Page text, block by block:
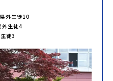
外生徒10
生徒4
徒3